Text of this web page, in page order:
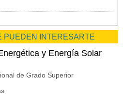
PUEDEN INTERESARTE
y Energía Solar
de Grado Superior